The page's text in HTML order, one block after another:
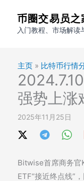
币圈交易员之
入门教程、市场解读
主页 » 比特币行情
强势上涨
2025年11月25日
Bitwise首席商务
ETF“接近终点线”